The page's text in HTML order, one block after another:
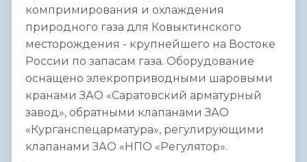
компримирования и охлаждения
природного газа для Ковыктинского
месторождения - крупнейшего на Востоке
России по запасам газа. Оборудование
оснащено элекроприводными шаровыми
кранами ЗАО «Саратовский арматурный
завод», обратными клапанами ЗАО
«Курганспецарматура», регулирующими
клапанами ЗАО «НПО «Регулятор».